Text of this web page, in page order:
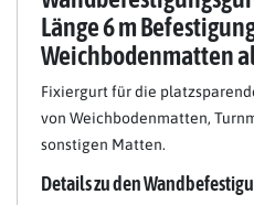
Länge 6 m
Weichbodenmatten
Fixiergurt für die
von Weichbodenmatten,
sonstigen Matten.
Details zu den